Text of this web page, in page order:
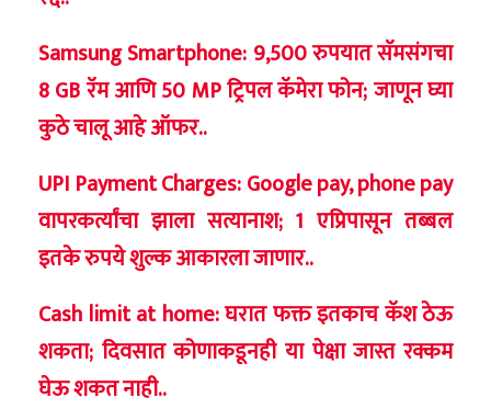
Samsung Smartphone: 9,500 रुपयात सॅमसंगचा
8 GB रॅम आणि 50 MP ट्रिपल कॅमेरा फोन; जाणून घ्या
कुठे चालू आहे ऑफर..
UPI Payment Charges: Google pay, phone pay
वापरकर्त्यांचा झाला सत्यानाश; 1 एप्रिपासून तब्बल
इतके रुपये शुल्क आकारला जाणार..
Cash limit at home: घरात फक्त इतकाच कॅश ठेऊ
शकता; दिवसात कोणाकडूनही या पेक्षा जास्त रक्कम
घेऊ शकत नाही..